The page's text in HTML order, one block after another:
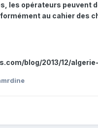
les opérateurs peuvent
au cahier des
blog/2013/12/